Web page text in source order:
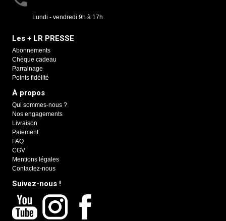
Lundi - vendredi 9h à 17h
Les + LR PRESSE
Abonnements
Chèque cadeau
Parrainage
Points fidélité
À propos
Qui sommes-nous ?
Nos engagements
Livraison
Paiement
FAQ
CGV
Mentions légales
Contactez-nous
Suivez-nous !